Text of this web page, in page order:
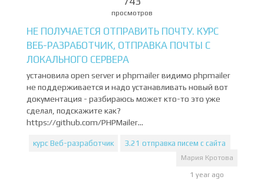
просмотров
НЕ ПОЛУЧАЕТСЯ ОТПРАВИТЬ ПОЧТУ. КУРС
ВЕБ-РАЗРАБОТЧИК, ОТПРАВКА ПОЧТЫ С
ЛОКАЛЬНОГО СЕРВЕРА
установила open server и phpmailer видимо phpmailer
не поддерживается и надо устанавливать новый вот
документация - разбираюсь может кто-то это уже
сделал, подскажите как?
https://github.com/PHPMailer...
курс Веб-разработчик 3.21 отправка писем с сайта
Мария Кротова
1 year ago